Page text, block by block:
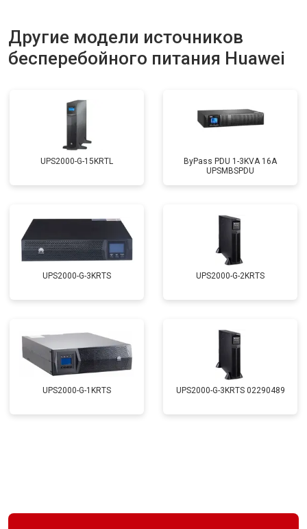
Другие модели источников
бесперебойного питания Huawei
UPS2000-G-15KRTL
ByPass PDU 1-3KVA 16A
UPSMBSPDU
UPS2000-G-3KRTS UPS2000-G-2KRTS
UPS2000-G-1KRTS UPS2000-G-3KRTS 02290489